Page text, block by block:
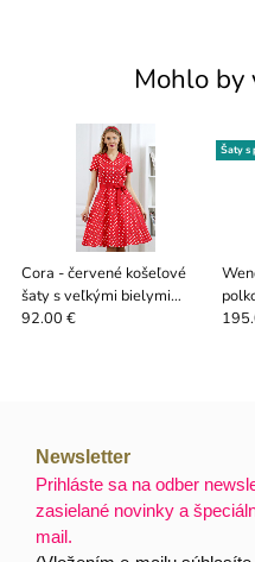
Mohlo by
Cora - červené košeľové
šaty s veľkými bielymi
bodkami
92.00 €
Šaty s
Newsletter
Prihláste sa na odber
zasielané novinky a
mail.